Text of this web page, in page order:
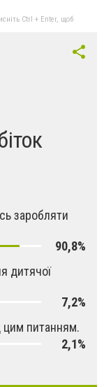
Ctrl + Enter, щоб
заробляти
90,8%
дитячої
7,2%
цим питанням.
2,1%